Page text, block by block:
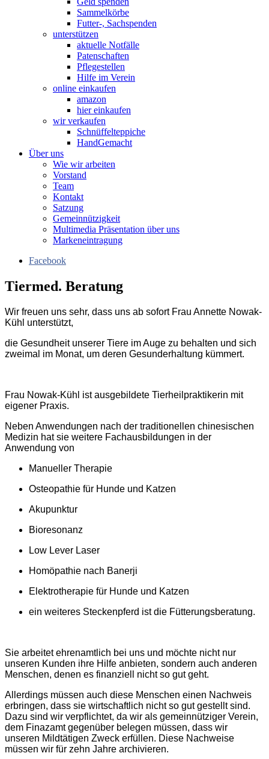
Sammelkörbe
Futter-, Sachspenden
unterstützen
aktuelle Notfälle
Patenschaften
Pflegestellen
Hilfe im Verein
online einkaufen
amazon
hier einkaufen
wir verkaufen
Schnüffelteppiche
HandGemacht
Über uns
Wie wir arbeiten
Vorstand
Team
Kontakt
Satzung
Gemeinnützigkeit
Multimedia Präsentation über uns
Markeneintragung
Facebook
Tiermed. Beratung
Wir freuen uns sehr, dass uns ab sofort Frau Annette Nowak-
Kühl unterstützt,
die Gesundheit unserer Tiere im Auge zu behalten und sich
zweimal im Monat, um deren Gesunderhaltung kümmert.
Frau Nowak-Kühl ist ausgebildete Tierheilpraktikerin mit
eigener Praxis.
Neben Anwendungen nach der traditionellen chinesischen
Medizin hat sie weitere Fachausbildungen in der
Anwendung von
Manueller Therapie
Osteopathie für Hunde und Katzen
Akupunktur
Bioresonanz
Low Lever Laser
Homöpathie nach Banerji
Elektrotherapie für Hunde und Katzen
ein weiteres Steckenpferd ist die Fütterungsberatung.
Sie arbeitet ehrenamtlich bei uns und möchte nicht nur
unseren Kunden ihre Hilfe anbieten, sondern auch anderen
Menschen, denen es finanziell nicht so gut geht.
Allerdings müssen auch diese Menschen einen Nachweis
erbringen, dass sie wirtschaftlich nicht so gut gestellt sind.
Dazu sind wir verpflichtet, da wir als gemeinnütziger Verein,
dem Finazamt gegenüber belegen müssen, dass wir
unseren Mildtätigen Zweck erfüllen. Diese Nachweise
müssen wir für zehn Jahre archivieren.